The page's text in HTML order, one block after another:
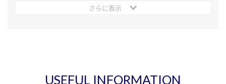
さらに表示
USEFUL INFORMATION